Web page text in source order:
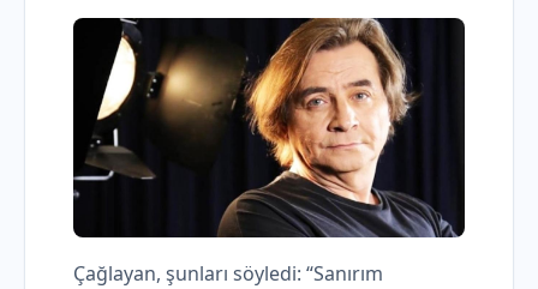
Çağlayan, şunları söyledi: “Sanırım